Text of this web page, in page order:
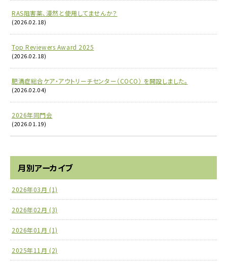
RAS阻害薬、漫然と使用してませんか？
(2026.02.18)
Top Reviewers Award 2025
(2026.02.18)
肥満症総合ケア・アウトリーチセンター（COCO） を開設しました。
(2026.02.04)
2026年同門会
(2026.01.19)
月別アーカイブ
2026年03月 (1)
2026年02月 (3)
2026年01月 (1)
2025年11月 (2)